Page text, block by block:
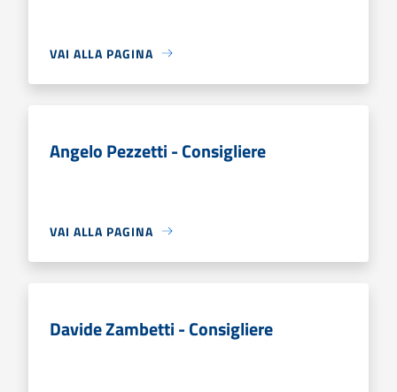
VAI ALLA PAGINA
Angelo Pezzetti - Consigliere
VAI ALLA PAGINA
Davide Zambetti - Consigliere